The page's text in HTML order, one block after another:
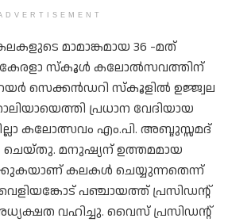
മാമാങ്കമായ 36 -മത്
കേരളാ സ്കൂൾ കലോൽസവത്തിന്
സെക്കൻഡറി സ്കൂളിൽ ഉജ്ജ്വല
പ്രധാന വേദിയായ
കലോത്സവം എം.പി. അബ്ദുസ്സമദ്
ചെയ്തു. മനുഷ്യന് ഉത്തമമായ
കലകൾ ചെയ്യുന്നതെന്ന്
പഞ്ചായത്ത്‌ പ്രസിഡന്റ്
വഹിച്ചു. വൈസ് പ്രസിഡന്റ്